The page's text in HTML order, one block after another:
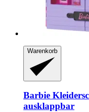
Warenkorb
Barbie
ausklappbar